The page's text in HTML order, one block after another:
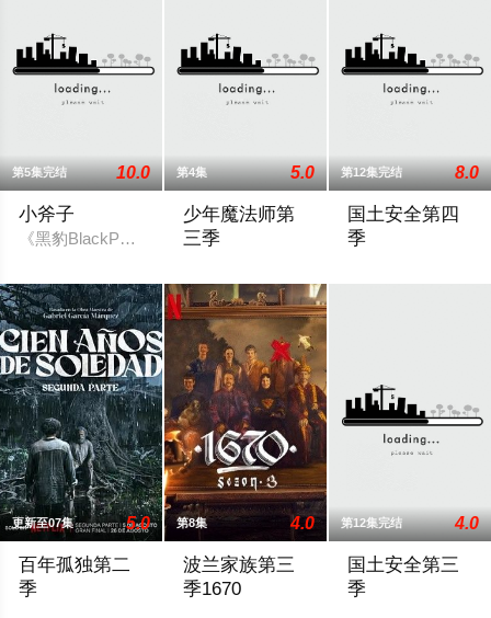
第5集完结 10.0
小斧子
《黑豹BlackPanther》的LetitiaWright及《星球大战StarWars》
第4集 5.0
少年魔法师第
三季
第12集完结 8.0
国土安全第四
季
更新至07集 5.0
百年孤独第二
季
第8集 4.0
波兰家族第三
季1670
第12集完结 4.0
国土安全第三
季